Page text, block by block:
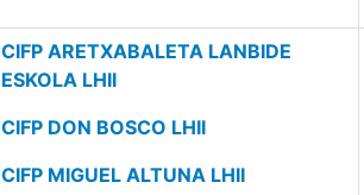
CIFP ARETXABALETA LANBIDE
ESKOLA LHII
CIFP DON BOSCO LHII
CIFP MIGUEL ALTUNA LHII